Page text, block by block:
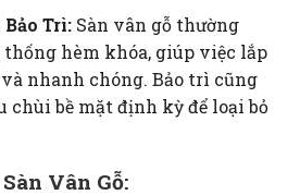
Trì: Sàn vân gỗ thường
hèm khóa, giúp việc lắp
nhanh chóng. Bảo trì cũng
chùi bề mặt định kỳ để loại bỏ
Vân Gỗ: